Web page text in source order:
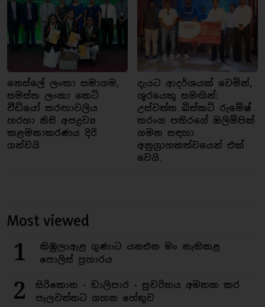
නෙස්ලේ ලංකා සමාගම,
සමස්ත ලංකා කෙටි
වීඩියෝ තරඟාවලිය
හරහා නිසි අපද්‍රව්‍ය
කළමනාකරණය දිරි
ගන්වයි
දැයට ආදර්ශයක් වෙමින්,
ශූරයෙකු සමඟින්:
උස්වත්ත බිස්කට් රුමේෂ්
තරංග පතිරගේ ඔලිම්පික්
ගමන සඳහා
අනුග්‍රාහකත්වයෙන් එක්
වෙයි.
Most viewed
1
කිඹුලාඇළ ගුණාට යනඑන මං නැතිකළ
පොලිස් ප්‍රහාරය
2
සිරිකොත - ඩාලිපාර - සුචරිතය අමතක කර
පැලවත්තට ගහන හේතුව